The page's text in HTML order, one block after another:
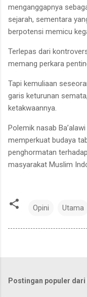
menganggapnya
sejarah, sementara
berpotensi memicu
Terlepas dari
memang perkara
Tapi kemuliaan
garis keturunan
ketakwaannya.
Polemik nasab
memperkuat budaya
penghormatan
masyarakat Muslim
Opini Utama
Postingan populer dari